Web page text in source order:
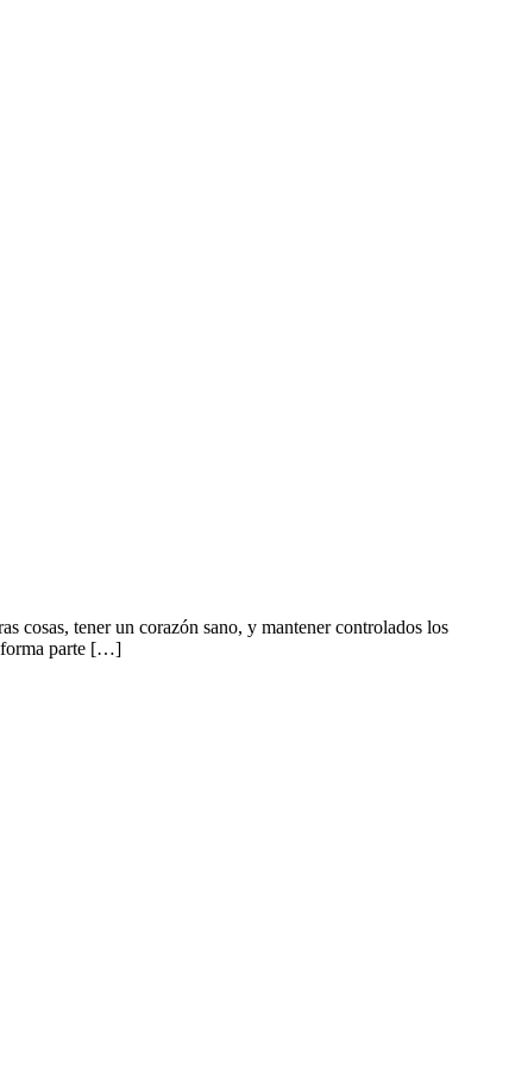
cosas, tener un corazón sano, y mantener controlados los
forma parte […]